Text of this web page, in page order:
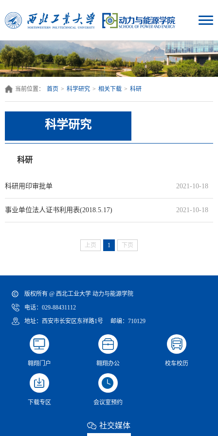
当前位置： 首页 > 科学研究 > 相关下载 > 科研
科学研究
科研
科研用印审批单 2021-10-18
事业单位法人证书利用表(2018.5.17) 2021-10-18
上页 1 下页
版权所有 @ 西北工业大学 动力与能源学院
电话：029-88431112
地址：西安市长安区东祥路1号 邮编：710129
翱翔门户 翱翔办公 校车校历
下载专区 会议室预约
社交媒体